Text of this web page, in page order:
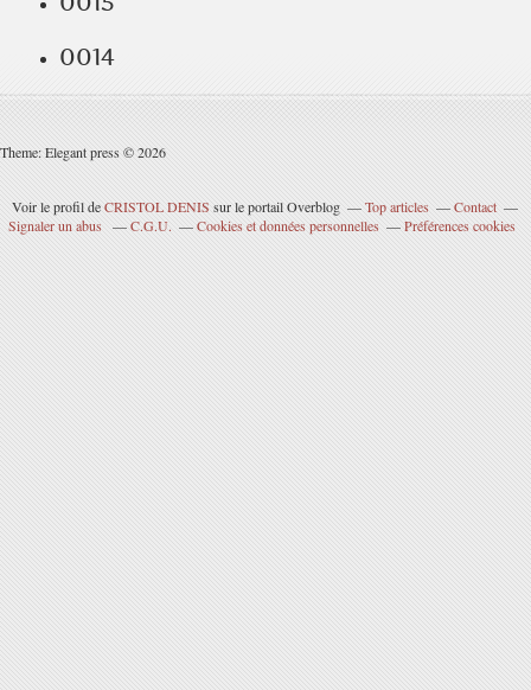
0014
Theme: Elegant press © 2026
Voir le profil deCRISTOL DENIS sur le portail Overblog Top articles
Contact
Signaler un abus
C.G.U. Cookies et données personnelles Préférences cookies